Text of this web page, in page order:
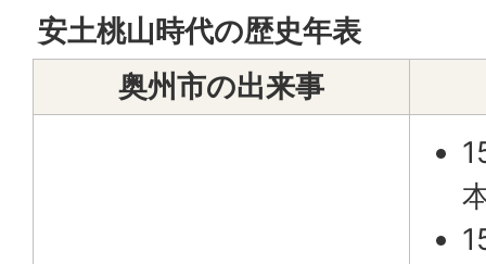
安土桃山時代の歴史年表
奥州市の出来事